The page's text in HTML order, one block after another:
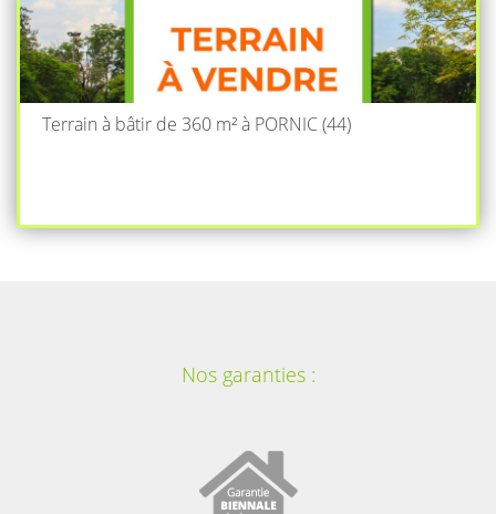
Terrain à bâtir de 360 m² à PORNIC (44)
Nos garanties :